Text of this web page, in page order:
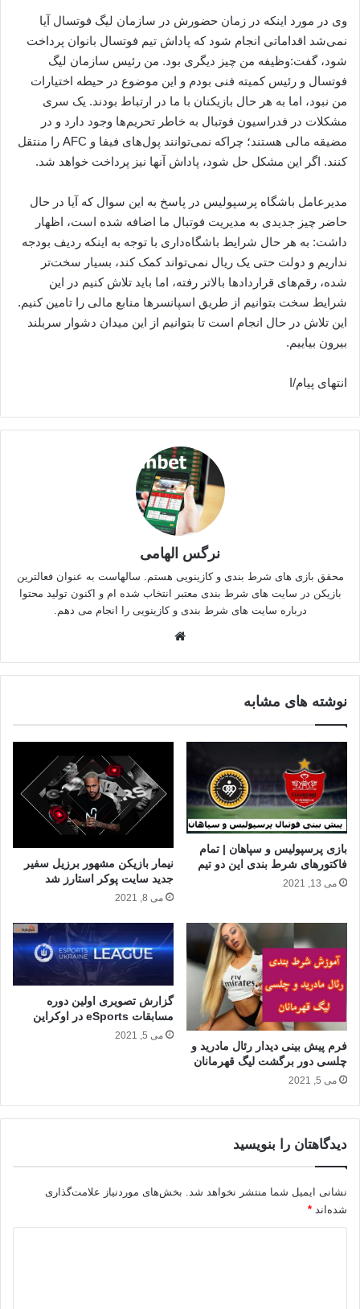
وی در مورد اینکه در زمان حضورش در سازمان لیگ فوتسال آیا
نمی‌شد اقداماتی انجام شود که پاداش تیم فوتسال بانوان پرداخت
شود، گفت:‌وظیفه من چیز دیگری بود. من رئیس سازمان لیگ
فوتسال و رئیس کمیته فنی بودم و این موضوع در حیطه اختیارات
من نبود، اما به هر حال بازیکنان با ما در ارتباط بودند. یک سری
مشکلات در فدراسیون فوتبال به خاطر تحریم‌ها وجود دارد و در
مضیقه مالی هستند؛ چراکه نمی‌توانند پول‌های فیفا و AFC را منتقل
کنند. اگر این مشکل حل شود، پاداش آنها نیز پرداخت خواهد شد.
مدیرعامل باشگاه پرسپولیس در پاسخ به این سوال که آیا در حال
حاضر چیز جدیدی به مدیریت فوتبال ما اضافه شده است، اظهار
داشت: به هر حال شرایط باشگاه‌داری با توجه به اینکه ردیف بودجه
نداریم و دولت حتی یک ریال نمی‌تواند کمک کند، بسیار سخت‌تر
شده، رقم‌های قراردادها بالاتر رفته، اما باید تلاش کنیم در این
شرایط سخت بتوانیم از طریق اسپانسرها منابع مالی را تامین کنیم.
این تلاش در حال انجام است تا بتوانیم از این میدان دشوار سربلند
بیرون بیاییم.
انتهای پیام/‌‌‌‌‌‌‌‌‌‌‌‌‌‌‌‌‌‌‌‌‌‌‌‌‌‌‌‌‌‌‌‌‌‌‌‌‌‌‌‌‌‌‌‌‌‌‌‌‌‌‌‌‌‌‌‌‌‌‌‌‌‌‌‌‌‌‌‌‌‌‌‌‌‌‌‌‌‌‌‌‌‌‌‌‌‌‌‌‌‌‌‌‌‌‌‌‌‌‌‌‌‌‌‌‌‌‌‌‌‌‌‌‌‌‌‌‌‌‌‌‌‌‌‌‌‌‌‌‌‌‌‌ا
نرگس الهامی
محقق بازی های شرط بندی و کازینویی هستم. سالهاست به عنوان فعالترین
بازیکن در سایت های شرط بندی معتبر انتخاب شده ام و اکنون تولید محتوا
درباره سایت های شرط بندی و کازینویی را انجام می دهم.
نوشته های مشابه
بازی پرسپولیس و سپاهان | تمام
فاکتورهای شرط بندی این دو تیم
می 13, 2021
نیمار بازیکن مشهور برزیل سفیر
جدید سایت پوکر استارز شد
می 8, 2021
فرم پیش بینی دیدار رئال مادرید و
چلسی دور برگشت لیگ قهرمانان
می 5, 2021
گزارش تصویری اولین دوره
مسابقات eSports در اوکراین
می 5, 2021
دیدگاهتان را بنویسید
نشانی ایمیل شما منتشر نخواهد شد.
بخش‌های موردنیاز علامت‌گذاری
شده‌اند *